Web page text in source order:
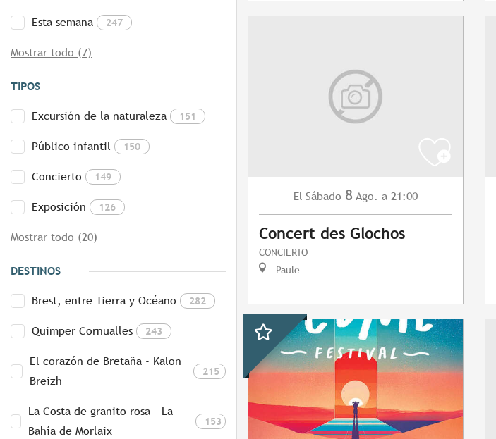
Esta semana 247
Mostrar todo (7)
TIPOS
Excursión de la naturaleza 151
Público infantil 150
Concierto 149
Exposición 126
Mostrar todo (20)
DESTINOS
Brest, entre Tierra y Océano 282
Quimper Cornualles 243
El corazón de Bretaña - Kalon
Breizh
215
La Costa de granito rosa - La
Bahía de Morlaix
153
El Sábado 8 Ago. a 21:00
Concert des Glochos
CONCIERTO
Paule